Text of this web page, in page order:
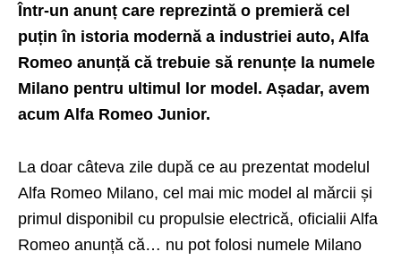
Într-un anunț care reprezintă o premieră cel
puțin în istoria modernă a industriei auto, Alfa
Romeo anunță că trebuie să renunțe la numele
Milano pentru ultimul lor model. Așadar, avem
acum Alfa Romeo Junior.
La doar câteva zile după ce au prezentat modelul
Alfa Romeo Milano, cel mai mic model al mărcii și
primul disponibil cu propulsie electrică, oficialii Alfa
Romeo anunță că… nu pot folosi numele Milano